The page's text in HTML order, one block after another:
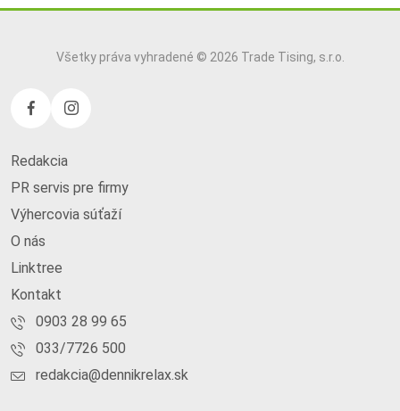
Všetky práva vyhradené © 2026 Trade Tising, s.r.o.
Redakcia
PR servis pre firmy
Výhercovia súťaží
O nás
Linktree
Kontakt
0903 28 99 65
033/7726 500
redakcia@dennikrelax.sk